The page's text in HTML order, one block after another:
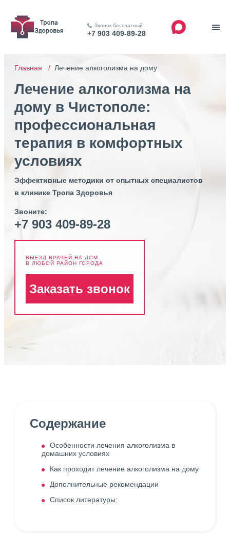
Звонок бесплатный
+7 903 409-89-28
Главная / Лечение алкоголизма на дому
Лечение алкоголизма на
дому в Чистополе:
профессиональная
терапия в комфортных
условиях
Эффективные методики от опытных специалистов
в клинике Тропа Здоровья
Звоните:
+7 903 409-89-28
ВЫЕЗД ВРАЧЕЙ НА ДОМ
В ЛЮБОЙ РАЙОН ГОРОДА
Заказать звонок
Содержание
Особенности лечения алкоголизма в
домашних условиях
Как проходит лечение алкоголизма на дому
Дополнительные рекомендации
Список литературы: